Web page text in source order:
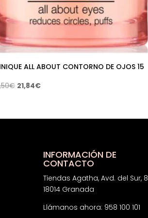
ALL ABOUT CONTORNO DE OJOS 15
€ El
era:
21,84€El
es:
INFORMACIÓN DE
CONTACTO
Tiendas Agatha, Avd. del Sur, 8
18014 Granada
Llámanos ahora: 958 100 101